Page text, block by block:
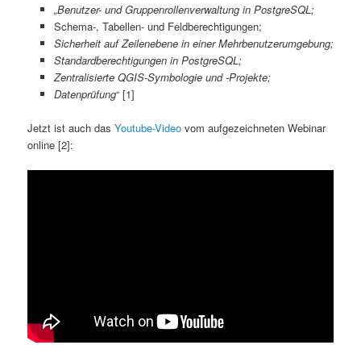
„Benutzer- und Gruppenrollenverwaltung in PostgreSQL;
Schema-, Tabellen- und Feldberechtigungen;
Sicherheit auf Zeilenebene in einer Mehrbenutzerumgebung;
Standardberechtigungen in PostgreSQL;
Zentralisierte QGIS-Symbologie und -Projekte;
Datenprüfung“ [1]
Jetzt ist auch dasYoutube-Video vom aufgezeichneten Webinar
online [2]: